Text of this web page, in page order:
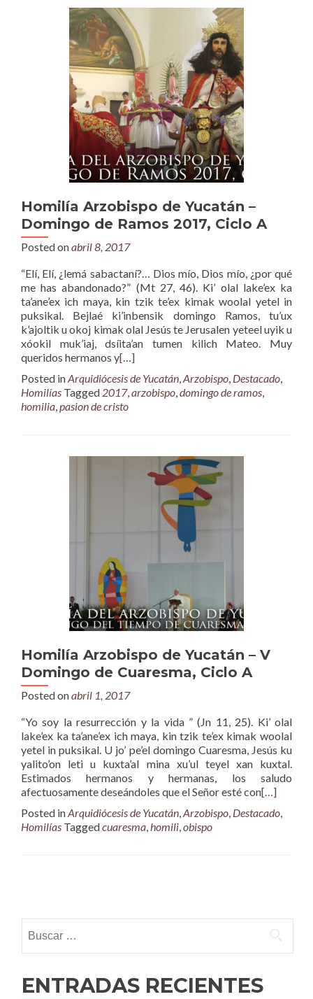
Homilía Arzobispo de Yucatán –
Domingo de Ramos 2017, Ciclo A
Posted onabril 8, 2017
“Elí, Elí, ¿lemá sabactaní?… Dios mío, Dios mío, ¿por qué
me has abandonado?” (Mt 27, 46). Ki’ olal lake’ex ka
ta’ane’ex ich maya, kin tzik te’ex kimak woolal yetel in
puksikal. Bejlaé ki’inbensik domingo Ramos, tu’ux
k’ajoltik u okoj kimak olal Jesús te Jerusalen yeteel uyik u
xóokil muk’iaj, dsíita’an tumen kilich Mateo. Muy
queridos hermanos y[…]
Posted inArquidiócesis de Yucatán,Arzobispo, Destacado,
Homilías Tagged 2017,arzobispo,domingo de ramos,
homilia,pasion de cristo
Homilía Arzobispo de Yucatán – V
Domingo de Cuaresma, Ciclo A
Posted onabril 1, 2017
“Yo soy la resurrección y la vida ” (Jn 11, 25). Ki’ olal
lake’ex ka ta’ane’ex ich maya, kin tzik te’ex kimak woolal
yetel in puksikal. U jo’ pe’el domingo Cuaresma, Jesús ku
yalito’on leti u kuxta’al mina xu’ul teyel xan kuxtal.
Estimados hermanos y hermanas, los saludo
afectuosamente deseándoles que el Señor esté con[…]
Posted inArquidiócesis de Yucatán,Arzobispo, Destacado,
Homilías Taggedcuaresma,homili,obispo
navigation
ENTRADAS RECIENTES